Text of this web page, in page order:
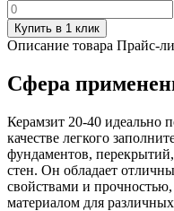
Описание товара Прайс-
Сфера
Керамзит 20-40 идеально
качестве легкого
фундаментов,
стен. Он обладает
свойствами и
материалом для